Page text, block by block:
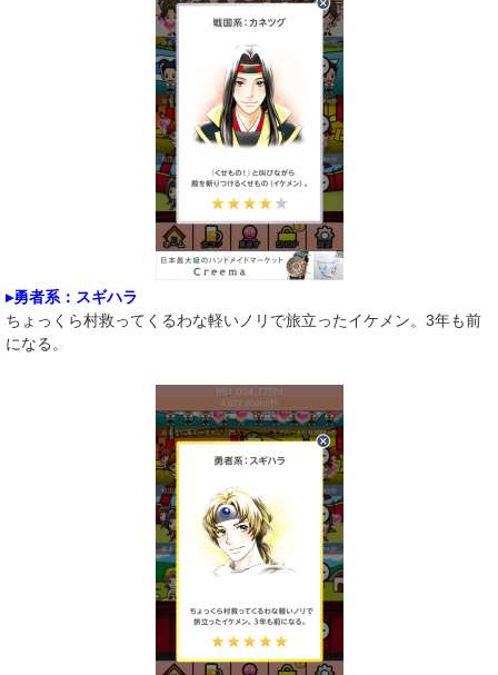
▸勇者系：スギハラ
ちょっくら村救ってくるわな軽いノリで旅立ったイケメン。3年も前
になる。